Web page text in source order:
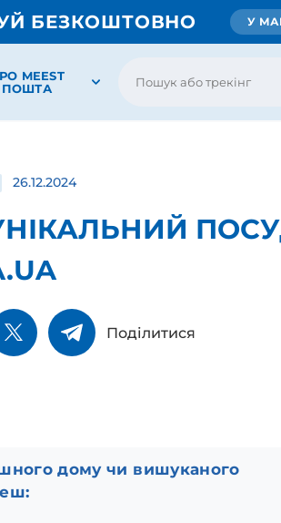
БЕЗКОШТОВНО У
MEEST
ПОШТА
26.12.2024
Поділитися
дому чи вишуканого